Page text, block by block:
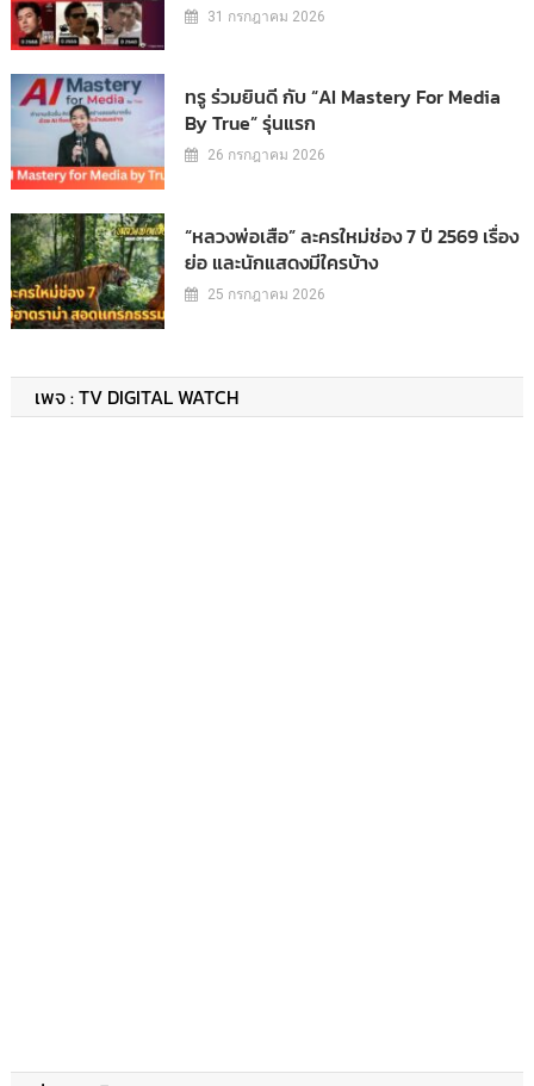
31 กรกฎาคม 2026
ทรู ร่วมยินดี กับ “AI Mastery For Media
By True” รุ่นแรก
26 กรกฎาคม 2026
“หลวงพ่อเสือ” ละครใหม่ช่อง 7 ปี 2569 เรื่อง
ย่อ และนักแสดงมีใครบ้าง
25 กรกฎาคม 2026
เพจ : TV DIGITAL WATCH